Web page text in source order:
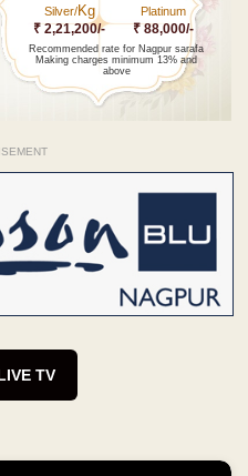
Silver/Kg
₹ 2,21,200/-
Platinum
₹ 88,000/-
Recommended rate for Nagpur sarafa
Making charges minimum 13% and
above
TV